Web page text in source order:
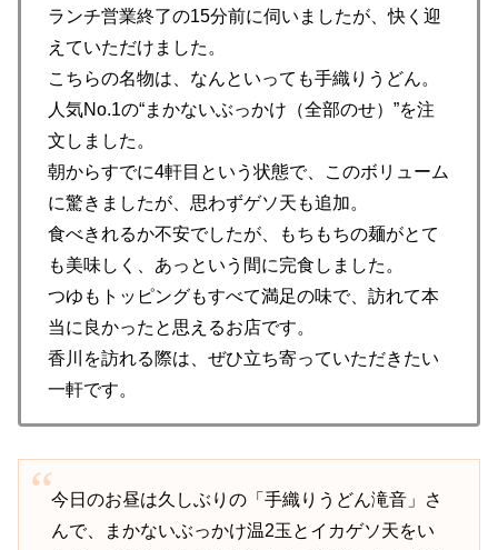
ランチ営業終了の15分前に伺いましたが、快く迎
えていただけました。
こちらの名物は、なんといっても手織りうどん。
人気No.1の“まかないぶっかけ（全部のせ）”を注
文しました。
朝からすでに4軒目という状態で、このボリューム
に驚きましたが、思わずゲソ天も追加。
食べきれるか不安でしたが、もちもちの麺がとて
も美味しく、あっという間に完食しました。
つゆもトッピングもすべて満足の味で、訪れて本
当に良かったと思えるお店です。
香川を訪れる際は、ぜひ立ち寄っていただきたい
一軒です。
今日のお昼は久しぶりの「手織りうどん滝音」さ
んで、まかないぶっかけ温2玉とイカゲソ天をい